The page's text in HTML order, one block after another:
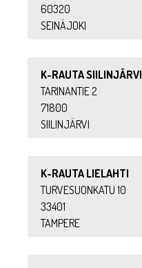
60320
SEINÄJOKI
K-RAUTA SIILINJÄRVI
TARINANTIE 2
71800
SIILINJÄRVI
K-RAUTA LIELAHTI
TURVESUONKATU 10
33401
TAMPERE